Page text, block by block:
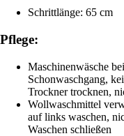
Schrittlänge: 65 cm
Pflege:
Maschinenwäsche
Schonwaschgang,
Trockner trocknen,
Wollwaschmittel
auf links waschen,
Waschen schließen